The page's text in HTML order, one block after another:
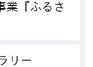
業『ふるさ
リー